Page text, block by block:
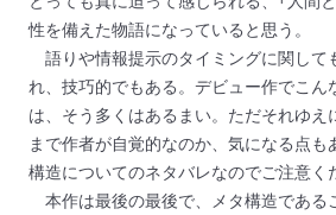
性を備えた物語になっていると思う。
語りや情報提示のタイミングに関して
れ、技巧的でもある。デビュー作でこん
は、そう多くはあるまい。ただそれゆえ
まで作者が自覚的なのか、気になる点
構造についてのネタバレなのでご注意く
本作は最後の最後で、メタ構造である